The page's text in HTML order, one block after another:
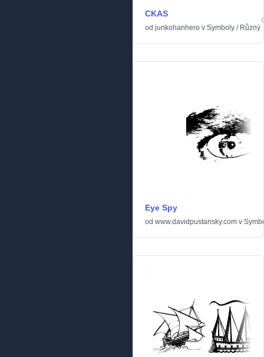
CKAS
od junkohanhero v Symboly / Různý
Eye Spy
od www.davidpustansky.com v